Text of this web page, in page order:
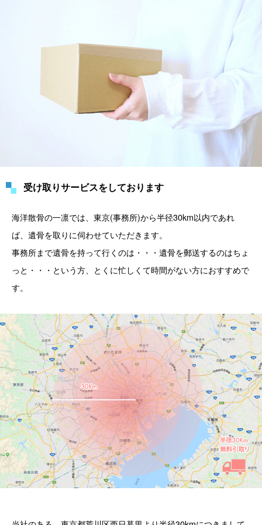
受け取りサービスをしております
海洋散骨の一凛では、東京(事務所)から半径30km以内であれ
ば、遺骨を取りに伺わせていただきます。
事務所まで遺骨を持って行くのは・・・遺骨を郵送するのはちょ
っと・・・という方、とくに忙しくて時間がない方におすすめで
す。